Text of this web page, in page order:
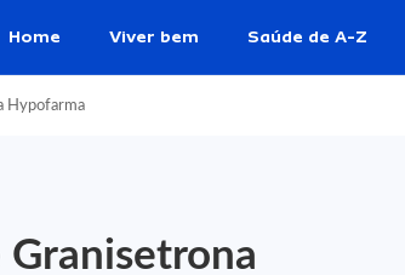
Home Viver bem Saúde de A-Z
Hypofarma